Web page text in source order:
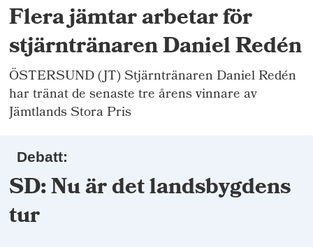
Flera jämtar arbetar för
stjärntränaren Daniel Redén
ÖSTERSUND (JT) Stjärntränaren Daniel Redén
har tränat de senaste tre årens vinnare av
Jämtlands Stora Pris
Debatt:
SD: Nu är det landsbygdens
tur